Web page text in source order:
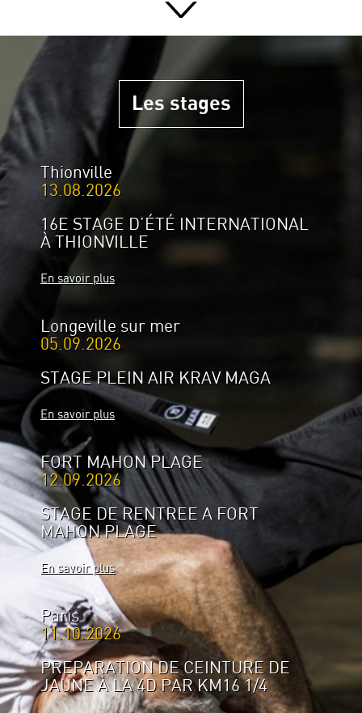
Les stages
Thionville
13.08.2026
16E STAGE D’ÉTÉ INTERNATIONAL
À THIONVILLE
En savoir plus
Longeville sur mer
05.09.2026
STAGE PLEIN AIR KRAV MAGA
En savoir plus
FORT MAHON PLAGE
12.09.2026
STAGE DE RENTREE A FORT
MAHON PLAGE
En savoir plus
Paris
11.10.2026
PREPARATION DE CEINTURE DE
JAUNE À LA 4D PAR KM16 1/4